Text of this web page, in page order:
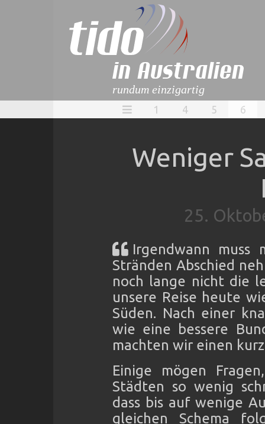
in Australien
rundum einzigartig
1 4 5 6
Weniger
25.
Irgendwann muss
Stränden Abschied
noch lange nicht die
unsere Reise heute
Süden. Nach einer
wie eine bessere
machten wir einen
Einige mögen
Städten so wenig
dass bis auf wenige
gleichen Schema